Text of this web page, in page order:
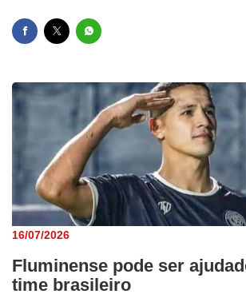
16/07/2026
Fluminense pode ser
time brasileiro